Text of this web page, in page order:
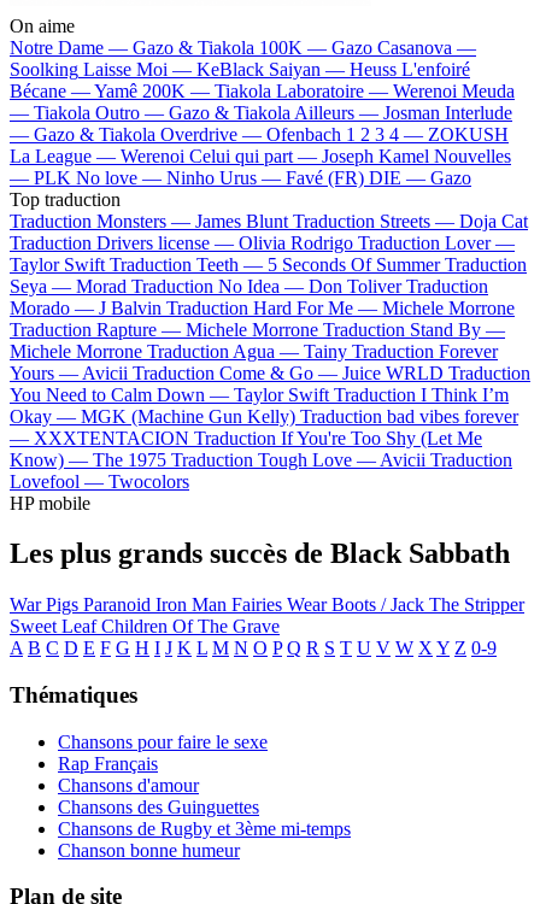
On aime
Notre Dame — Gazo & Tiakola 100K — Gazo Casanova —
Soolking Laisse Moi — KeBlack Saiyan — Heuss L'enfoiré
Bécane —Yamê 200K — Tiakola Laboratoire — Werenoi Meuda
— Tiakola Outro — Gazo & Tiakola Ailleurs — Josman Interlude
— Gazo & Tiakola Overdrive — Ofenbach 1 2 3 4 — ZOKUSH
La League — Werenoi Celui qui part — Joseph Kamel Nouvelles
— PLK No love — Ninho Urus — Favé (FR) DIE — Gazo
Top traduction
Traduction Monsters — James Blunt Traduction Streets — Doja Cat
Traduction Drivers license — Olivia Rodrigo Traduction Lover —
Taylor Swift Traduction Teeth — 5 Seconds Of Summer Traduction
Seya — Morad Traduction No Idea — Don Toliver Traduction
Morado — J Balvin Traduction Hard For Me — Michele Morrone
Traduction Rapture — Michele Morrone Traduction Stand By —
Michele Morrone Traduction Agua — Tainy Traduction Forever
Yours — Avicii Traduction Come & Go — Juice WRLD Traduction
You Need to Calm Down — Taylor Swift Traduction I Think I’m
Okay — MGK (Machine Gun Kelly) Traduction bad vibes forever
— XXXTENTACION Traduction If You're Too Shy (Let Me
Know) — The 1975 Traduction Tough Love — Avicii Traduction
Lovefool — Twocolors
HP mobile
Les plus grands succès de Black Sabbath
War Pigs Paranoid Iron Man Fairies Wear Boots / Jack The Stripper
Sweet LeafChildren Of The Grave
A B C D E F G H I J K L M N O P Q R S T U V W X Y Z 0-9
Thématiques
Chansons pour faire le sexe
Rap Français
Chansons d'amour
Chansons des Guinguettes
Chansons de Rugby et 3ème mi-temps
Chanson bonne humeur
Plan de site